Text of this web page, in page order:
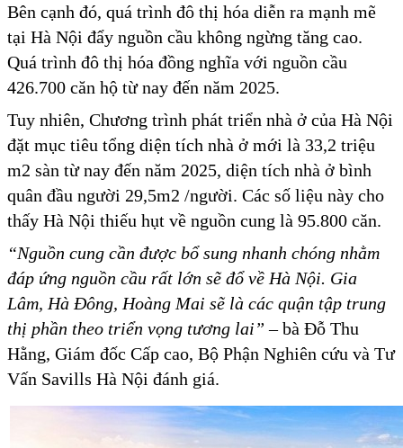
Bên cạnh đó, quá trình đô thị hóa diễn ra mạnh mẽ
tại Hà Nội đẩy nguồn cầu không ngừng tăng cao.
Quá trình đô thị hóa đồng nghĩa với nguồn cầu
426.700 căn hộ từ nay đến năm 2025.
Tuy nhiên, Chương trình phát triển nhà ở của Hà Nội
đặt mục tiêu tổng diện tích nhà ở mới là 33,2 triệu
m2 sàn từ nay đến năm 2025, diện tích nhà ở bình
quân đầu người 29,5m2 /người. Các số liệu này cho
thấy Hà Nội thiếu hụt về nguồn cung là 95.800 căn.
“Nguồn cung cần được bổ sung nhanh chóng nhằm
đáp ứng nguồn cầu rất lớn sẽ đổ về Hà Nội. Gia
Lâm, Hà Đông, Hoàng Mai sẽ là các quận tập trung
thị phần theo triển vọng tương lai” – bà Đỗ Thu
Hằng, Giám đốc Cấp cao, Bộ Phận Nghiên cứu và Tư
Vấn Savills Hà Nội đánh giá.